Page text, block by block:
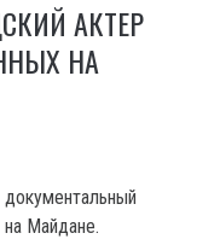
АКТЕР
НА
Майдане.